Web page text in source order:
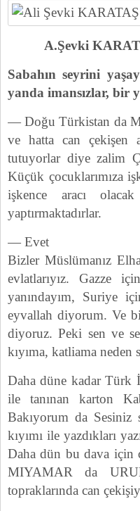
A.Şevki
Sabahın seyrini
yanda imansızlar, bir
— Doğu Türkistan da
ve hatta can çekişen
tutuyorlar diye zalim
Küçük çocuklarımıza
işkence aracı
yaptırmaktadırlar.
— Evet
Bizler Müslümanız
evlatlarıyız. Gazze
yanındayım, Suriye
eyvallah diyorum. Ve
diyoruz. Peki sen ve
kıyıma, katliama
Daha düne kadar Türk
ile tanınan karton
Bakıyorum da Sesiniz
kıyımı ile yazdıkları
Daha dün bu dava için
MIYAMAR da
topraklarında can